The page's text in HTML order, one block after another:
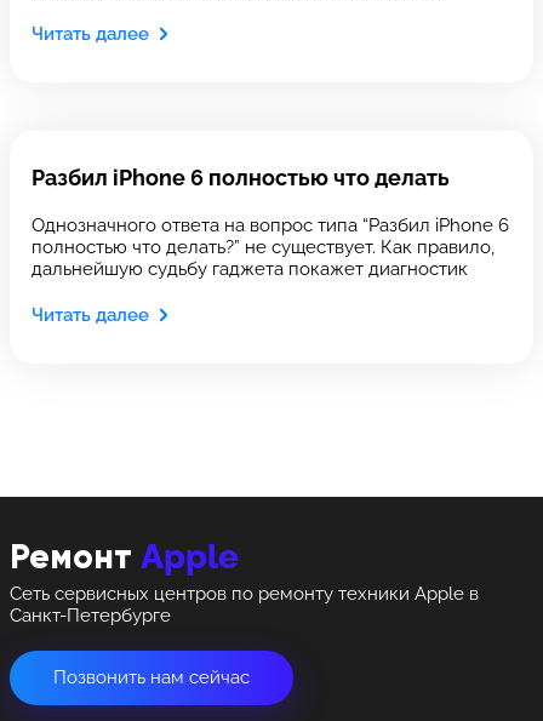
Читать далее
Разбил iPhone 6 полностью что делать
Однозначного ответа на вопрос типа “Разбил iPhone 6
полностью что делать?” не существует. Как правило,
дальнейшую судьбу гаджета покажет диагностик
Читать далее
Ремонт Apple
Сеть сервисных центров по ремонту техники Apple в
Санкт-Петербурге
Позвонить нам сейчас
Выберите адрес сервиса, в который хотите
позвонить
Выберите сервис
Выберите адрес сервиса, в который хотите
Оставить свой отзыв